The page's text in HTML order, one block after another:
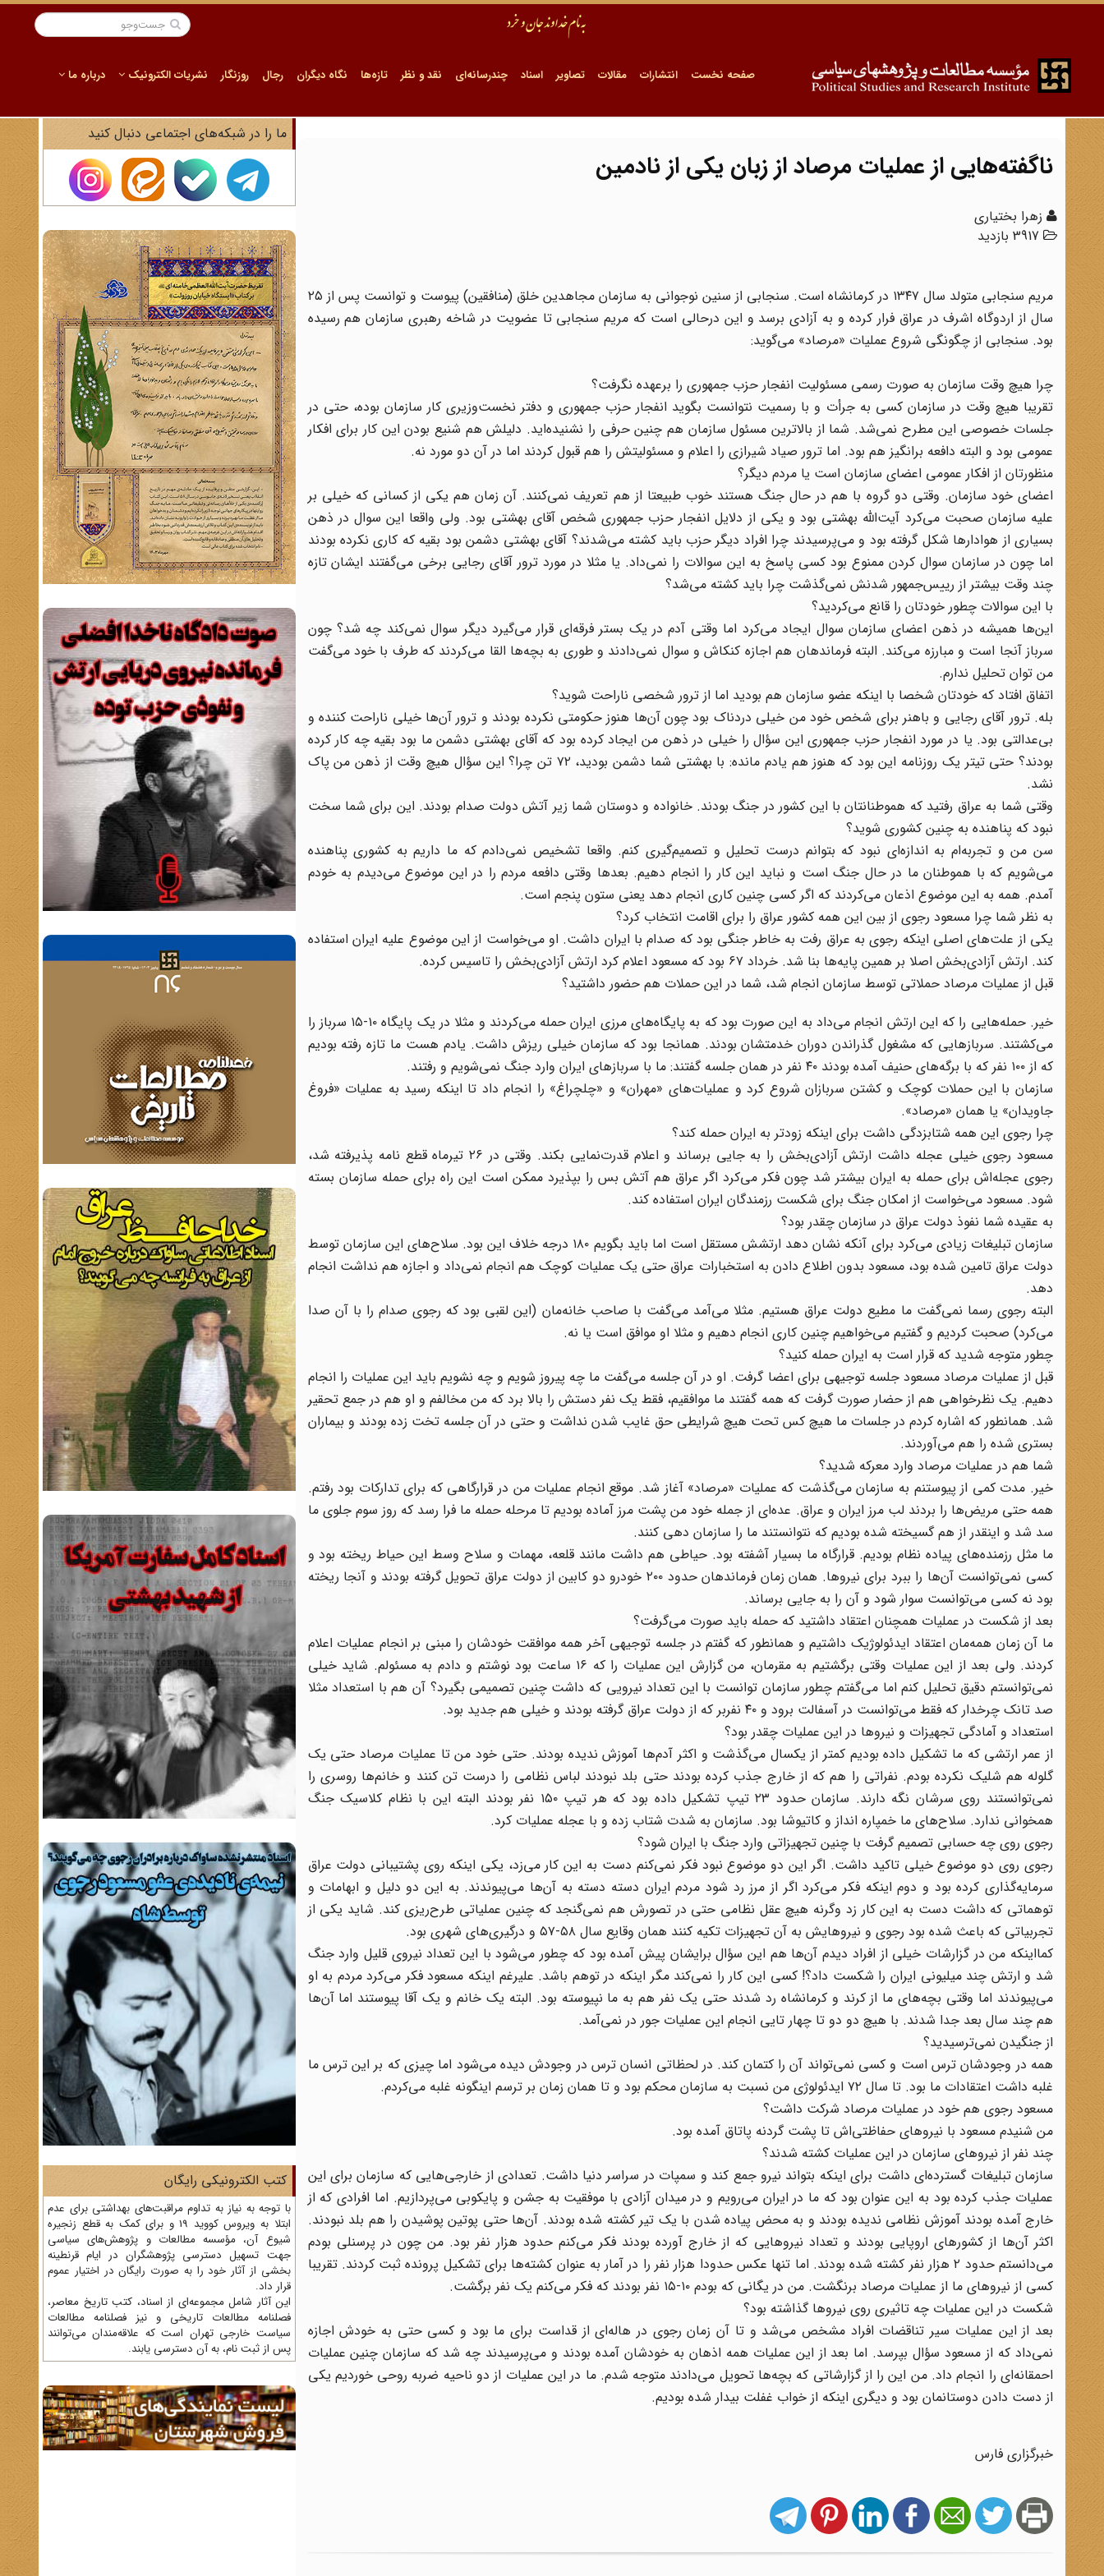
صفحه نخست انتشارات مقالات تصاویر اسناد چندرسانه‌ای نقد و نظر تازه‌ها نگاه دیگران رجال روزنگار نشریات الکترونیک درباره ما
ناگفته‌هایی از عملیات مرصاد از زبان یکی از نادمین
زهرا بختیاری
مریم سنجابی متولد سال ۱۳۴۷ در کرمانشاه است. سنجابی از سنین نوجوانی به سازمان مجاهدین خلق (منافقین) پیوست و توانست پس از ۲۵
سال از اردوگاه اشرف در عراق فرار کرده و به آزادی برسد و این درحالی است که مریم سنجابی تا عضویت در شاخه رهبری سازمان هم رسیده
بود. سنجابی از چگونگی شروع عملیات «مرصاد» می‌گوید:
چرا هیچ وقت سازمان به صورت رسمی مسئولیت انفجار حزب جمهوری را برعهده نگرفت؟
تقریبا هیچ وقت در سازمان کسی به جرأت و با رسمیت نتوانست بگوید انفجار حزب جمهوری و دفتر نخست‌وزیری کار سازمان بوده، حتی در
جلسات خصوصی این مطرح نمی‌شد. شما از بالا‌ترین مسئول سازمان هم چنین حرفی را نشنیده‌اید. دلیلش هم شنیع بودن این کار برای افکار
عمومی بود و البته دافعه برانگیز هم بود. اما ترور صیاد شیرازی را اعلام و مسئولیتش را هم قبول کردند اما در آن دو مورد نه.
منظورتان از افکار عمومی اعضای سازمان است یا مردم دیگر؟
اعضای خود سازمان. وقتی دو گروه با هم در حال جنگ هستند خوب طبیعتا از هم تعریف نمی‌کنند. آن زمان هم یکی از کسانی که خیلی بر
علیه سازمان صحبت می‌کرد آیت‌الله بهشتی بود و یکی از دلایل انفجار حزب جمهوری شخص آقای بهشتی بود. ولی واقعا این سوال در ذهن
بسیاری از هوادار‌ها شکل گرفته بود و می‌پرسیدند چرا افراد دیگر حزب باید کشته می‌شدند؟ آقای بهشتی دشمن بود بقیه که کاری نکرده بودند
اما چون در سازمان سوال کردن ممنوع بود کسی پاسخ به این سوالات را نمی‌داد. یا مثلا در مورد ترور آقای رجایی برخی می‌گفتند ایشان تازه
چند وقت بیشتر از رییس‌جمهور شدنش نمی‌گذشت چرا باید کشته می‌شد؟
با این سوالات چطور خودتان را قانع می‌کردید؟
این‌ها همیشه در ذهن اعضای سازمان سوال ایجاد می‌کرد اما وقتی آدم در یک بستر فرقه‌ای قرار می‌گیرد دیگر سوال نمی‌کند چه شد؟ چون
سرباز آنجا است و مبارزه می‌کند. البته فرماندهان هم اجازه کنکاش و سوال نمی‌دادند و طوری به بچه‌ها القا می‌کردند که طرف با خود می‌گفت
من توان تحلیل ندارم.
اتفاق افتاد که خودتان شخصا با اینکه عضو سازمان هم بودید اما از ترور شخصی ناراحت شوید؟
بله. ترور آقای رجایی و باهنر برای شخص خود من خیلی دردناک بود چون آن‌ها هنوز حکومتی نکرده بودند و ترور آن‌ها خیلی ناراحت کننده و
بی‌عدالتی بود. یا در مورد انفجار حزب جمهوری این سؤال را خیلی در ذهن من ایجاد کرده بود که آقای بهشتی دشمن ما بود بقیه چه کار کرده
بودند؟ حتی تیتر یک روزنامه این بود که هنوز هم یادم مانده: با بهشتی شما دشمن بودید، ۷۲ تن چرا؟ این سؤال هیچ وقت از ذهن من پاک
نشد.
وقتی شما به عراق رفتید که هموطنانتان با این کشور در جنگ بودند. خانواده و دوستان شما زیر آتش دولت صدام بودند. این برای شما سخت
نبود که پناهنده به چنین کشوری شوید؟
سن من و تجربه‌ام به اندازه‌ای نبود که بتوانم درست تحلیل و تصمیم‌گیری کنم. واقعا تشخیص نمی‌دادم که ما داریم به کشوری پناهنده
می‌شویم که با هموطنان ما در حال جنگ است و نباید این کار را انجام دهیم. بعد‌ها وقتی دافعه مردم را در این موضوع می‌دیدم به خودم
آمدم. همه به این موضوع اذعان می‌کردند که اگر کسی چنین کاری انجام دهد یعنی ستون پنجم است.
به نظر شما چرا مسعود رجوی از بین این همه کشور عراق را برای اقامت انتخاب کرد؟
یکی از علت‌های اصلی اینکه رجوی به عراق رفت به خاطر جنگی بود که صدام با ایران داشت. او می‌خواست از این موضوع علیه ایران استفاده
کند. ارتش آزادی‌بخش اصلا بر همین پایه‌ها بنا شد. خرداد ۶۷ بود که مسعود اعلام کرد ارتش آزادی‌بخش را تاسیس کرده.
قبل از عملیات مرصاد حملاتی توسط سازمان انجام شد، شما در این حملات هم حضور داشتید؟
خیر. حمله‌هایی را که این ارتش انجام می‌داد به این صورت بود که به پایگاه‌های مرزی ایران حمله می‌کردند و مثلا در یک پایگاه ۱۰-۱۵ سرباز را
می‌کشتند. سربازهایی که مشغول گذراندن دوران خدمتشان بودند. همانجا بود که سازمان خیلی ریزش داشت. یادم هست ما تازه رفته بودیم
که از ۱۰۰ نفر که با برگه‌های حنیف آمده بودند ۴۰ نفر در‌‌ همان جلسه گفتند: ما با سربازهای ایران وارد جنگ نمی‌شویم و رفتند.
سازمان با این حملات کوچک و کشتن سربازان شروع کرد و عملیات‌های «مهران» و «چلچراغ» را انجام داد تا اینکه رسید به عملیات «فروغ
جاویدان» یا‌‌ همان «مرصاد».
چرا رجوی این همه شتابزدگی داشت برای اینکه زود‌تر به ایران حمله کند؟
مسعود رجوی خیلی عجله داشت ارتش آزادی‌بخش را به جایی برساند و اعلام قدرت‌نمایی بکند. وقتی در ۲۶ تیرماه قطع نامه پذیرفته شد،
رجوی عجله‌اش برای حمله به ایران بیشتر شد چون فکر می‌کرد اگر عراق هم آتش بس را بپذیرد ممکن است این راه برای حمله سازمان بسته
شود. مسعود می‌خواست از امکان جنگ برای شکست رزمندگان ایران استفاده کند.
به عقیده شما نفوذ دولت عراق در سازمان چقدر بود؟
سازمان تبلیغات زیادی می‌کرد برای آنکه نشان دهد ارتشش مستقل است اما باید بگویم ۱۸۰ درجه خلاف این بود. سلاح‌های این سازمان توسط
دولت عراق تامین شده بود، مسعود بدون اطلاع دادن به استخبارات عراق حتی یک عملیات کوچک هم انجام نمی‌داد و اجازه هم نداشت انجام
دهد.
البته رجوی رسما نمی‌گفت ما مطیع دولت عراق هستیم. مثلا می‌آمد می‌گفت با صاحب خانه‌مان (این لقبی بود که رجوی صدام را با آن صدا
می‌کرد) صحبت کردیم و گفتیم می‌خواهیم چنین کاری انجام دهیم و مثلا او موافق است یا نه.
چطور متوجه شدید که قرار است به ایران حمله کنید؟
قبل از عملیات مرصاد مسعود جلسه توجیهی برای اعضا گرفت. او در آن جلسه می‌گفت ما چه پیروز شویم و چه نشویم باید این عملیات را انجام
دهیم. یک نظرخواهی هم از حضار صورت گرفت که همه گفتند ما موافقیم، فقط یک نفر دستش را بالا برد که من مخالفم و او هم در جمع تحقیر
شد. همانطور که اشاره کردم در جلسات ما هیچ کس تحت هیچ شرایطی حق غایب شدن نداشت و حتی در آن جلسه تخت زده بودند و بیماران
بستری شده را هم می‌آوردند.
شما هم در عملیات مرصاد وارد معرکه شدید؟
خیر. مدت کمی از پیوستنم به سازمان می‌گذشت که عملیات «مرصاد» آغاز شد. موقع انجام عملیات من در قرارگاهی که برای تدارکات بود رفتم.
همه حتی مریض‌ها را بردند لب مرز ایران و عراق. عده‌ای از جمله خود من پشت مرز آماده بودیم تا مرحله حمله ما فرا رسد که روز سوم جلوی ما
سد شد و اینقدر از هم گسیخته شده بودیم که نتوانستند ما را سازمان دهی کنند.
ما مثل رزمنده‌های پیاده نظام بودیم. قرارگاه ما بسیار آشفته بود. حیاطی هم داشت مانند قلعه، مهمات و سلاح وسط این حیاط ریخته بود و
کسی نمی‌توانست آن‌ها را ببرد برای نیرو‌ها.‌‌ همان زمان فرماندهان حدود ۲۰۰ خودرو دو کابین از دولت عراق تحویل گرفته بودند و آنجا ریخته
بود نه کسی می‌توانست سوار شود و آن را به جایی برساند.
بعد از شکست در عملیات همچنان اعتقاد داشتید که حمله باید صورت می‌گرفت؟
ما آن زمان همه‌مان اعتقاد ایدئولوژیک داشتیم و همانطور که گفتم در جلسه توجیهی آخر همه موافقت خودشان را مبنی بر انجام عملیات اعلام
کردند. ولی بعد از این عملیات وقتی برگشتیم به مقرمان، من گزارش این عملیات را که ۱۶ ساعت بود نوشتم و دادم به مسئولم. شاید خیلی
نمی‌توانستم دقیق تحلیل کنم اما می‌گفتم چطور سازمان توانست با این تعداد نیرویی که داشت چنین تصمیمی بگیرد؟ آن هم با استعداد مثلا
صد تانک چرخدار که فقط می‌توانست در آسفالت برود و ۴۰ نفربر که از دولت عراق گرفته بودند و خیلی هم جدید بود.
استعداد و آمادگی تجهیزات و نیرو‌ها در این عملیات چقدر بود؟
از عمر ارتشی که ما تشکیل داده بودیم کمتر از یکسال می‌گذشت و اکثر آدم‌ها آموزش ندیده بودند. حتی خود من تا عملیات مرصاد حتی یک
گلوله هم شلیک نکرده بودم. نفراتی را هم که از خارج جذب کرده بودند حتی بلد نبودند لباس نظامی را درست تن کنند و خانم‌ها روسری را
نمی‌توانستند روی سرشان نگه دارند. سازمان حدود ۲۳ تیپ تشکیل داده بود که هر تیپ ۱۵۰ نفر بودند البته این با نظام کلاسیک جنگ
همخوانی ندارد. سلاح‌های ما خمپاره انداز و کاتیوشا بود. سازمان به شدت شتاب زده و با عجله عملیات کرد.
رجوی روی چه حسابی تصمیم گرفت با چنین تجهیزاتی وارد جنگ با ایران شود؟
رجوی روی دو موضوع خیلی تاکید داشت. اگر این دو موضوع نبود فکر نمی‌کنم دست به این کار می‌زد، یکی اینکه روی پشتیبانی دولت عراق
سرمایه‌گذاری کرده بود و دوم اینکه فکر می‌کرد اگر از مرز رد شود مردم ایران دسته دسته به آن‌ها می‌پیوندند. به این دو دلیل و ابهامات و
توهماتی که داشت دست به این کار زد وگرنه هیچ عقل نظامی حتی در تصورش هم نمی‌گنجد که چنین عملیاتی طرح‌ریزی کند. شاید یکی از
تجربیاتی که باعث شده بود رجوی و نیرو‌هایش به آن تجهیزات تکیه کنند‌‌ همان وقایع سال ۵۸-۵۷ و درگیری‌های شهری بود.
کمااینکه من در گزارشات خیلی از افراد دیدم آن‌ها هم این سؤال برایشان پیش آمده بود که چطور می‌شود با این تعداد نیروی قلیل وارد جنگ
شد و ارتش چند میلیونی ایران را شکست داد؟! کسی این کار را نمی‌کند مگر اینکه در توهم باشد. علیرغم اینکه مسعود فکر می‌کرد مردم به او
می‌پیوندند اما وقتی بچه‌های ما از کرند و کرمانشاه رد شدند حتی یک نفر هم به ما نپیوسته بود. البته یک خانم و یک آقا پیوستند اما آن‌ها
هم چند سال بعد جدا شدند. با هیچ دو دو تا چهار تایی انجام این عملیات جور در نمی‌آمد.
از جنگیدن نمی‌ترسیدید؟
همه در وجودشان ترس است و کسی نمی‌تواند آن را کتمان کند. در لحظاتی انسان ترس در وجودش دیده می‌شود اما چیزی که بر این ترس ما
غلبه داشت اعتقادات ما بود. تا سال ۷۲ ایدئولوژی من نسبت به سازمان محکم بود و تا‌‌ همان زمان بر ترسم اینگونه غلبه می‌کردم.
مسعود رجوی هم خود در عملیات مرصاد شرکت داشت؟
من شنیدم مسعود با نیروهای حفاظتی‌اش تا پشت گردنه پاتاق آمده بود.
چند نفر از نیروهای سازمان در این عملیات کشته شدند؟
سازمان تبلیغات گسترده‌ای داشت برای اینکه بتواند نیرو جمع کند و سمپات در سراسر دنیا داشت. تعدادی از خارجی‌هایی که سازمان برای این
عملیات جذب کرده بود به این عنوان بود که ما در ایران می‌رویم و در میدان آزادی با موفقیت به جشن و پایکوبی می‌پردازیم. اما افرادی که از
خارج آمده بودند آموزش نظامی ندیده بودند و به محض پیاده شدن با یک تیر کشته شده بودند. آن‌ها حتی پوتین پوشیدن را هم بلد نبودند.
اکثر آن‌ها از کشورهای اروپایی بودند و تعداد نیروهایی که از خارج آورده بودند فکر می‌کنم حدود هزار نفر بود. من چون در پرسنلی بودم
می‌دانستم حدود ۲ هزار نفر کشته شده بودند. اما تنها عکس حدودا هزار نفر را در آمار به عنوان کشته‌ها برای تشکیل پرونده ثبت کردند. تقریبا
کسی از نیروهای ما از عملیات مرصاد برنگشت. من در یگانی که بودم ۱۰-۱۵ نفر بودند که فکر می‌کنم یک نفر برگشت.
شکست در این عملیات چه تاثیری روی نیرو‌ها گذاشته بود؟
بعد از این عملیات سیر تناقضات افراد مشخص می‌شد و تا آن زمان رجوی در هاله‌ای از قداست برای ما بود و کسی حتی به خودش اجازه
نمی‌داد که از مسعود سؤال بپرسد. اما بعد از این عملیات همه اذهان به خودشان آمده بودند و می‌پرسیدند چه شد که سازمان چنین عملیات
احمقانه‌ای را انجام داد. من این را از گزارشاتی که بچه‌ها تحویل می‌دادند متوجه شدم. ما در این عملیات از دو ناحیه ضربه روحی خوردیم یکی
از دست دادن دوستانمان بود و دیگری اینکه از خواب غفلت بیدار شده بودیم.
خبرگزاری فارس
ما را در شبکه‌های اجتماعی دنبال کنید
کتب الکترونیکی رایگان
با توجه به نیاز به تداوم مراقبت‌های بهداشتی برای عدم
ابتلا به ویروس کووید 19 و برای کمک به قطع زنجیره
شیوع آن، مؤسسه مطالعات و پژوهش‌های سیاسی
جهت تسهیل دسترسی پژوهشگران در ایام قرنطینه
بخشی از آثار خود را به صورت رایگان در اختیار عموم
قرار داد.
این آثار شامل مجموعه‌ای از اسناد، کتب تاریخ معاصر،
فصلنامه‌ مطالعات تاریخی و نیز فصلنامه مطالعات
سیاست خارجی تهران است که علاقه‌مندان می‌توانند
پس از ثبت نام، به آن دسترسی یابند.